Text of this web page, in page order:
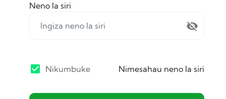
Neno la siri
Nikumbuke Nimesahau neno la siri